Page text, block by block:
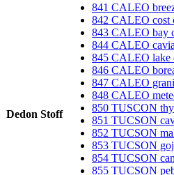
Dedon Stoff
841 CALEO
842 CALEO cost
843 CALEO bay
844 CALEO
845 CALEO lake
846 CALEO
847 CALEO
848 CALEO
850 TUSCON
851 TUCSON
852 TUCSON
853 TUCSON
854 TUCSON
855 TUCSON